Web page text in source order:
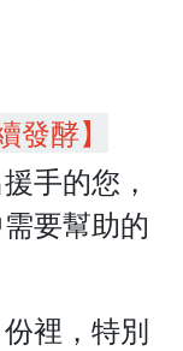
發酵】
手的您，
要幫助的
裡，特別